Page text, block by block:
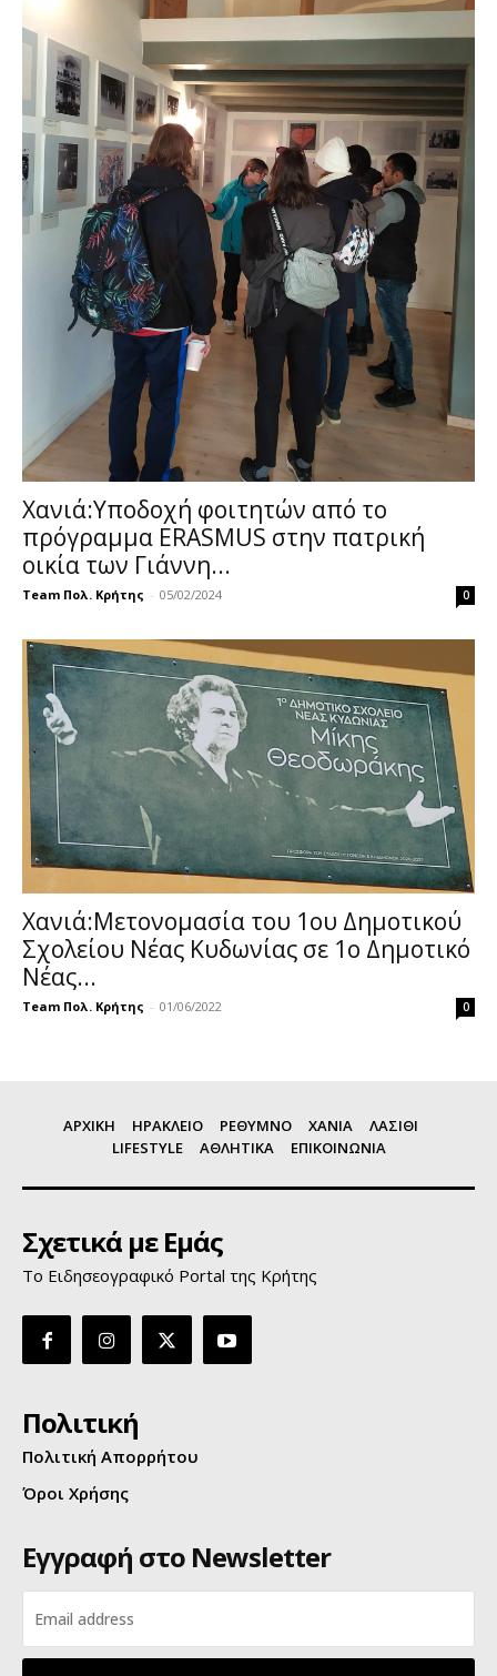
Χανιά:Υποδοχή φοιτητών από το
πρόγραμμα ERASMUS στην πατρική
οικία των Γιάννη...
Team Πολ. Κρήτης - 05/02/2024 0
Χανιά:Μετονομασία του 1ου Δημοτικού
Σχολείου Νέας Κυδωνίας σε 1ο Δημοτικό
Νέας...
Team Πολ. Κρήτης - 01/06/2022 0
ΑΡΧΙΚΗ ΗΡΑΚΛΕΙΟ ΡΕΘΥΜΝΟ ΧΑΝΙΑ
ΛΑΣΙΘΙ
LIFESTYLE
ΑΘΛΗΤΙΚΑ ΕΠΙΚΟΙΝΩΝΙΑ
Σχετικά με Εμάς
Το Ειδησεογραφικό Portal της Κρήτης
Πολιτική
Πολιτική Απορρήτου
Όροι Χρήσης
Εγγραφή στο Newsletter